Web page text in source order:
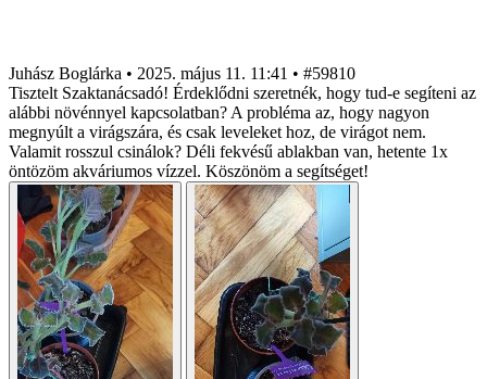
Juhász Boglárka • 2025. május 11. 11:41 • #59810
Tisztelt Szaktanácsadó! Érdeklődni szeretnék, hogy tud-e segíteni az
alábbi növénnyel kapcsolatban? A probléma az, hogy nagyon
megnyúlt a virágszára, és csak leveleket hoz, de virágot nem.
Valamit rosszul csinálok? Déli fekvésű ablakban van, hetente 1x
öntözöm akváriumos vízzel. Köszönöm a segítséget!